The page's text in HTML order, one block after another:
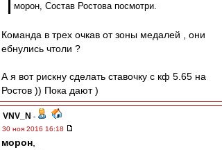
морон, Состав Ростова посмотри.
Команда в трех очкав от зоны медалей , они
ебнулись чтоли ?
А я вот рискну сделать ставочку с кф 5.65 на
Ростов )) Пока дают )
VNV_N -
30 ноя 2016 16:18
морон